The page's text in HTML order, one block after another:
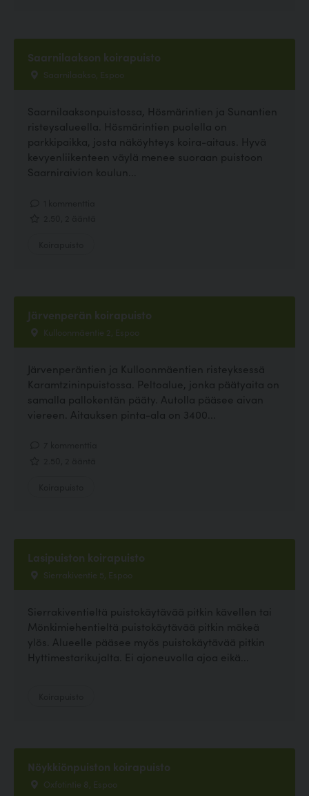
Saarnilaakson koirapuisto
Saarnilaakso, Espoo
Saarnilaaksonpuistossa, Hösmärintien ja Sunantien
risteysalueella. Hösmärintien puolella on
parkkipaikka, josta näköyhteys koira-aitaus. Hyvä
kevyenliikenteen väylä menee suoraan puistoon
Saarniraivion koulun...
Järvenperän koirapuisto
Kulloonmäentie 2, Espoo
Järvenperäntien ja Kulloonmäentien risteyksessä
Karamtzininpuistossa. Peltoalue, jonka päätyaita on
samalla pallokentän pääty. Autolla pääsee aivan
viereen. Aitauksen pinta-ala on 3400...
Lasipuiston koirapuisto
Sierrakiventie 5, Espoo
Sierrakiventieltä puistokäytävää pitkin kävellen tai
Mönkimiehentieltä puistokäytävää pitkin mäkeä
ylös. Alueelle pääsee myös puistokäytävää pitkin
Hyttimestarikujalta. Ei ajoneuvolla ajoa eikä...
Nöykkiönpuiston koirapuisto
Oxfotintie 8, Espoo